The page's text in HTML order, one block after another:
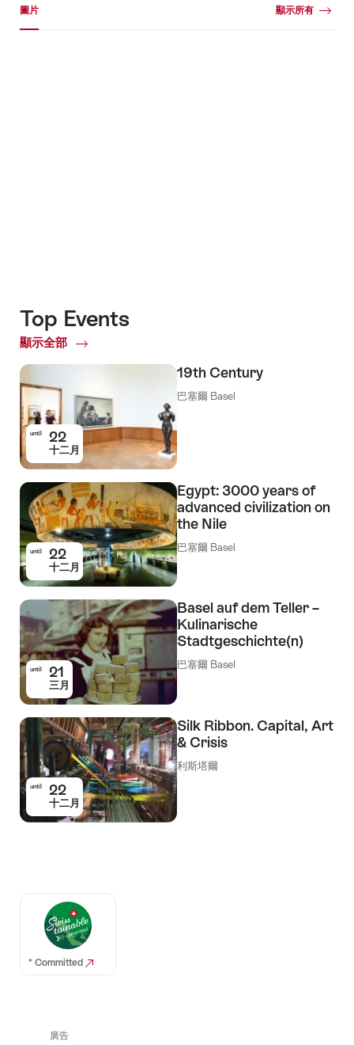
圖片 顯示所有
Top Events
顯示全部
Top
until 22
十二月
19th Century
巴塞爾 Basel
until 22
十二月
Egypt: 3000 years of
advanced civilization on
the Nile
巴塞爾 Basel
until 21
三月
Basel auf dem Teller –
Kulinarische
Stadtgeschichte(n)
巴塞爾 Basel
until 22
十二月
Silk Ribbon. Capital, Art
& Crisis
利斯塔爾
Auszeichnungen
* Committed
廣告